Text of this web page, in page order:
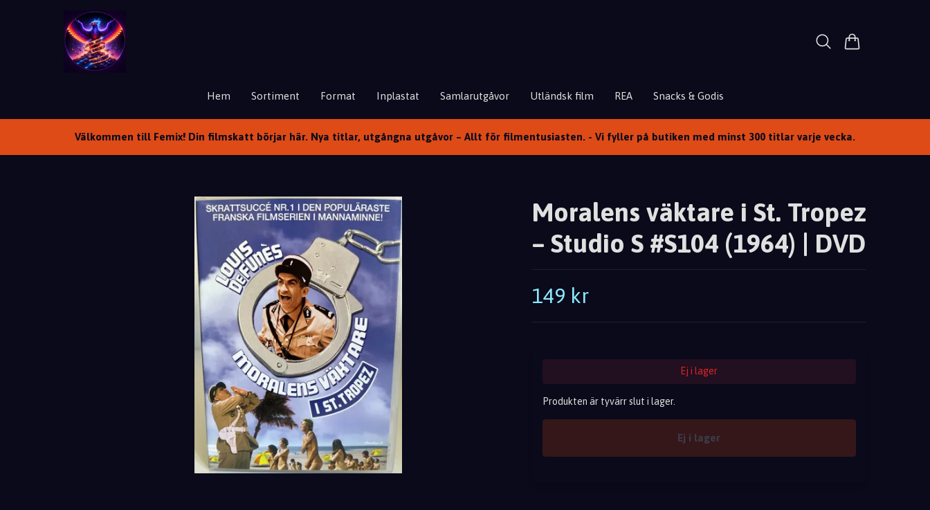
Hem Sortiment Format Inplastat Samlarutgåvor Utländsk film REA Snacks & Godis
Välkommen till Femix! Din filmskatt börjar här. Nya titlar, utgångna utgåvor – Allt för filmentusiasten. - Vi fyller på butiken med minst 300 titlar varje vecka.
Moralens väktare i St. Tropez
– Studio S #S104 (1964) | DVD
149 kr
Ej i lager
Produkten är tyvärr slut i lager.
Ej i lager